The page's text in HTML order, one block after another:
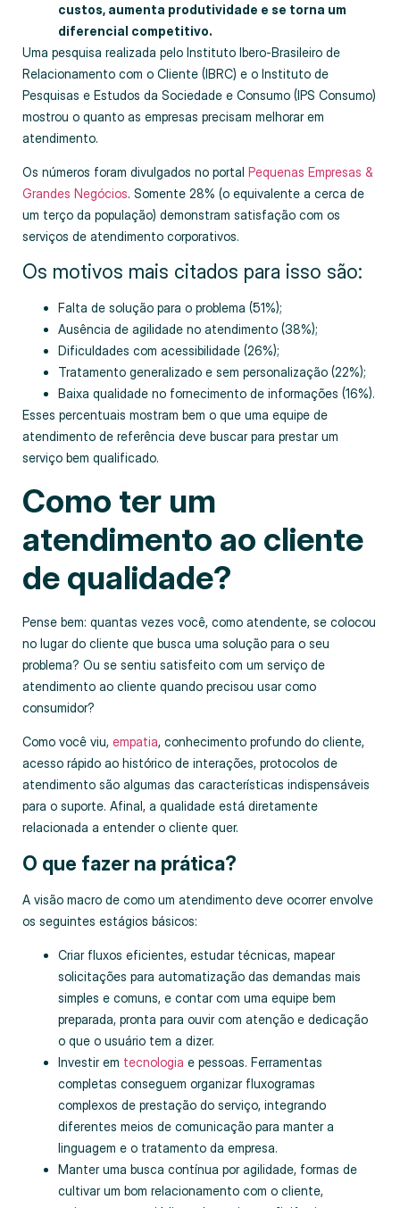
custos, aumenta produtividade e se torna um
diferencial competitivo.
Uma pesquisa realizada pelo Instituto Ibero-Brasileiro de
Relacionamento com o Cliente (IBRC) e o Instituto de
Pesquisas e Estudos da Sociedade e Consumo (IPS Consumo)
mostrou o quanto as empresas precisam melhorar em
atendimento.
Os números foram divulgados no portal Pequenas Empresas &
Grandes Negócios. Somente 28% (o equivalente a cerca de
um terço da população) demonstram satisfação com os
serviços de atendimento corporativos.
Os motivos mais citados para isso são:
Falta de solução para o problema (51%);
Ausência de agilidade no atendimento (38%);
Dificuldades com acessibilidade (26%);
Tratamento generalizado e sem personalização (22%);
Baixa qualidade no fornecimento de informações (16%).
Esses percentuais mostram bem o que uma equipe de
atendimento de referência deve buscar para prestar um
serviço bem qualificado.
Como ter um
atendimento ao cliente
de qualidade?
Pense bem: quantas vezes você, como atendente, se colocou
no lugar do cliente que busca uma solução para o seu
problema? Ou se sentiu satisfeito com um serviço de
atendimento ao cliente quando precisou usar como
consumidor?
Como você viu, empatia, conhecimento profundo do cliente,
acesso rápido ao histórico de interações, protocolos de
atendimento são algumas das características indispensáveis
para o suporte. Afinal, a qualidade está diretamente
relacionada a entender o cliente quer.
O que fazer na prática?
A visão macro de como um atendimento deve ocorrer envolve
os seguintes estágios básicos:
Criar fluxos eficientes, estudar técnicas, mapear
solicitações para automatização das demandas mais
simples e comuns, e contar com uma equipe bem
preparada, pronta para ouvir com atenção e dedicação
o que o usuário tem a dizer.
Investir em tecnologia e pessoas. Ferramentas
completas conseguem organizar fluxogramas
complexos de prestação do serviço, integrando
diferentes meios de comunicação para manter a
linguagem e o tratamento da empresa.
Manter uma busca contínua por agilidade, formas de
cultivar um bom relacionamento com o cliente,